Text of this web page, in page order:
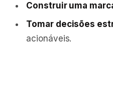
Construir uma
Tomar decisões
acionáveis.